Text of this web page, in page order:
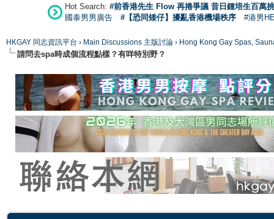
Hot Search: #前香港先生 Flow 再捲爭議 昔日鍾培生百萬
國泰男男廣告
#【恐同矮仔】擾亂香港機場秩序 #港男
HKGAY 同志資訊平台 › Main Discussions 主版討論 › Hong Kong Gay Spas,
請問去spa時成個流程點樣？有咩特別野？